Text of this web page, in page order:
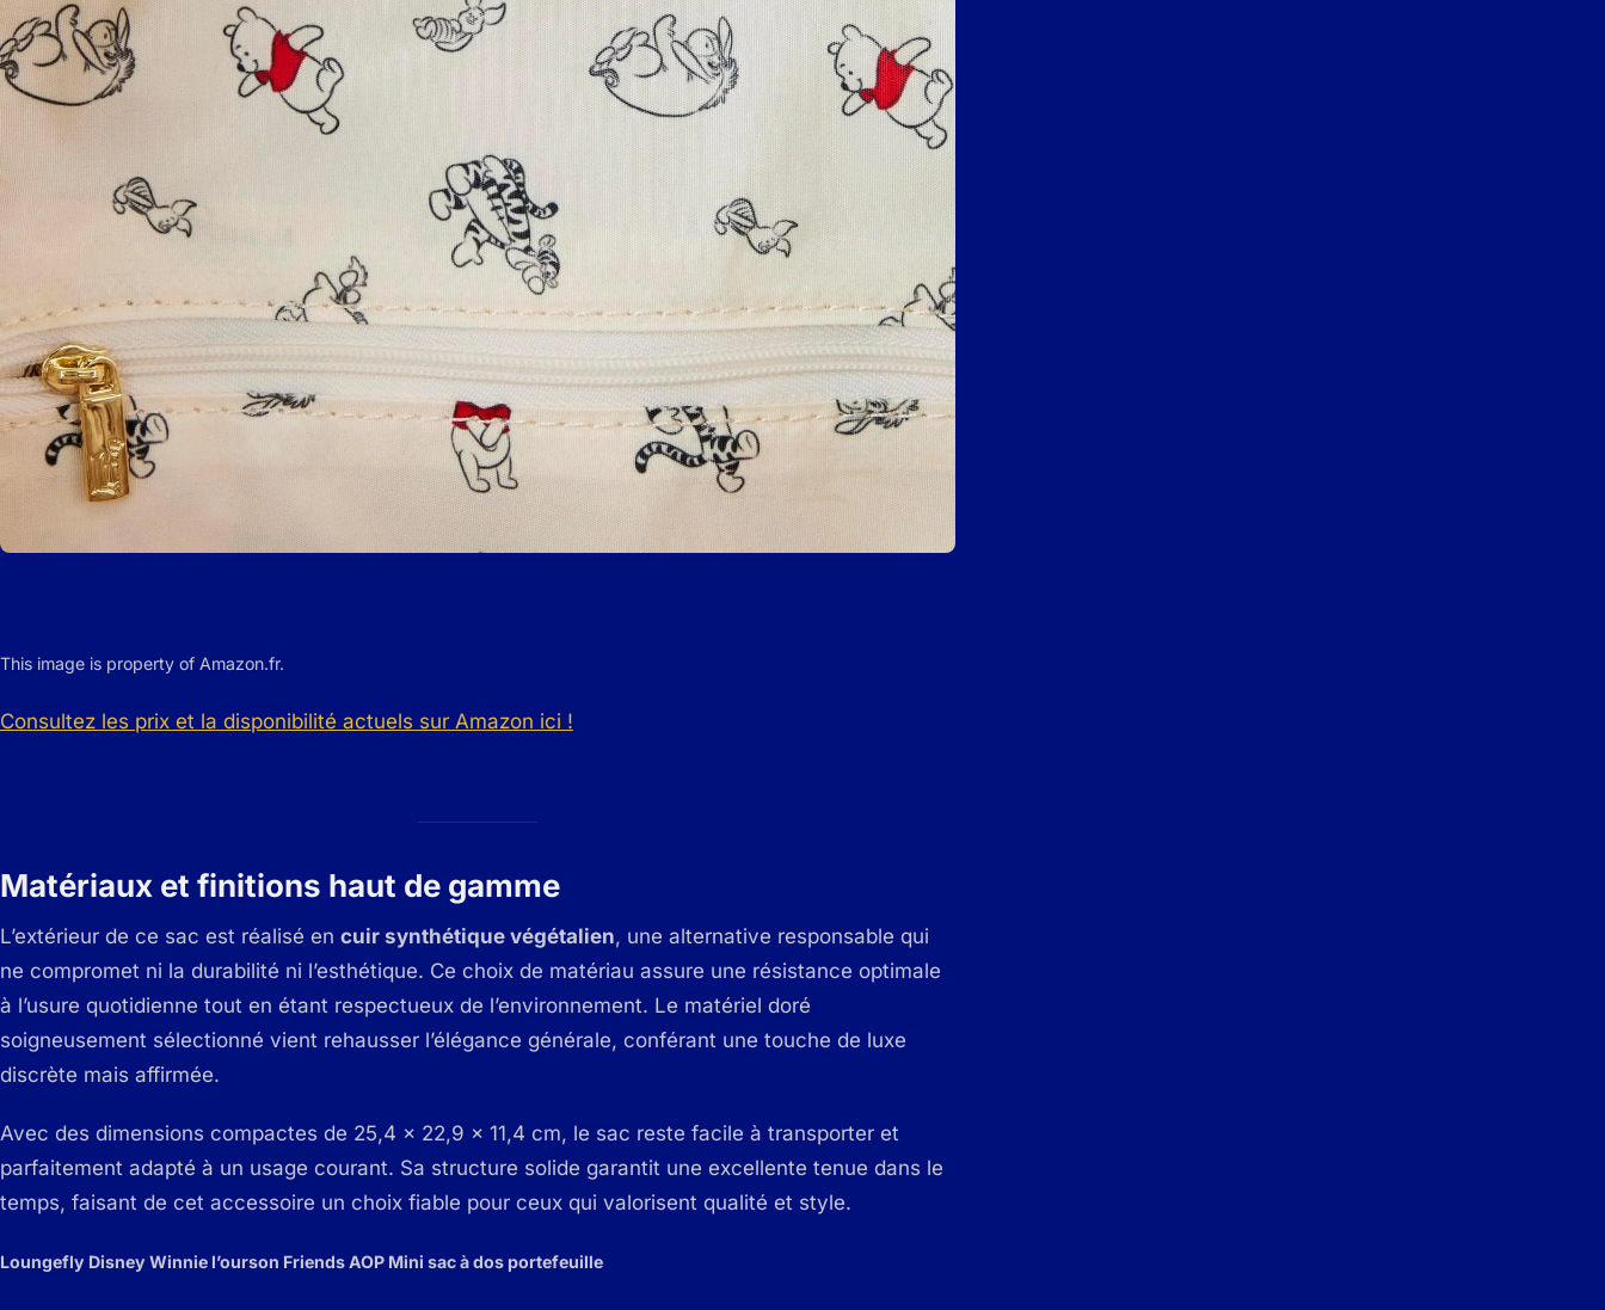
This image is property of Amazon.fr.
Consultez les prix et la disponibilité actuels sur Amazon ici !
Matériaux et finitions haut de gamme
L’extérieur de ce sac est réalisé en cuir synthétique végétalien, une alternative responsable qui
ne compromet ni la durabilité ni l’esthétique. Ce choix de matériau assure une résistance optimale
à l’usure quotidienne tout en étant respectueux de l’environnement. Le matériel doré
soigneusement sélectionné vient rehausser l’élégance générale, conférant une touche de luxe
discrète mais affirmée.
Avec des dimensions compactes de 25,4 x 22,9 x 11,4 cm, le sac reste facile à transporter et
parfaitement adapté à un usage courant. Sa structure solide garantit une excellente tenue dans le
temps, faisant de cet accessoire un choix fiable pour ceux qui valorisent qualité et style.
Loungefly Disney Winnie l’ourson Friends AOP Mini sac à dos portefeuille